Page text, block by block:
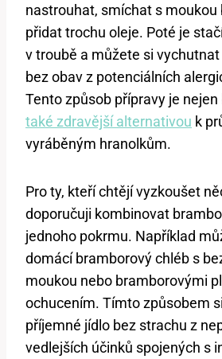
nastrouhat, smíchat s moukou
přidat trochu oleje. Poté je
v troubě a můžete si
bez obav z potenciálních
Tento způsob přípravy je nejen
také zdravější alternativou k
vyráběným hranolkům.
Pro ty, kteří chtějí vyzkoušet
doporučuji kombinovat
jednoho pokrmu. Například
domácí bramborový chléb s
moukou nebo bramborovými
ochucením. Tímto způsobem
příjemné jídlo bez strachu z
vedlejších účinků spojených s